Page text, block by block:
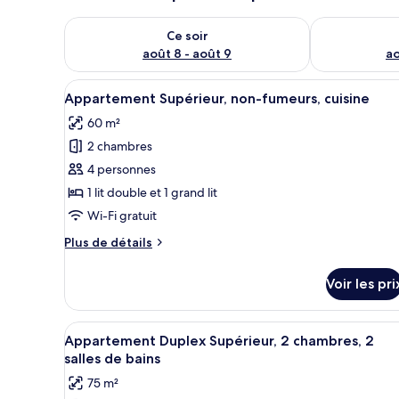
Ce soir
août 8 - août 9
Vérifier la disponibilité pour ce soir août 8 - août 9
Vérifier la
Afficher
toutes
les
photos
pour
ce
type
chambre :
non-
fumeurs,
cuisine
Un salon moderne
8
Appartement Supérieur, non-fumeurs, cuisine
60 m²
2 chambres
4 personnes
1 lit double et 1 grand lit
Wi-Fi gratuit
Plus de détails
Plus
le
type
de
chambre
Supérieur,
Voir les
Afficher
toutes
les
photos
Un salon moderne avec un
13
Appartement Duplex Supérieur, 2 chambres, 2
salles de bains
75 m²